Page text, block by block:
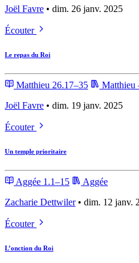
Joël Favre • dim. 26 janv. 2025
Écouter
Le repas du Roi
Matthieu 26.17–35
Matthieu
Joël Favre • dim. 19 janv. 2025
Écouter
Un temple prioritaire
Aggée 1.1–15
Aggée
Zacharie Dettwiler• dim. 12 janv.
Écouter
L’onction du Roi